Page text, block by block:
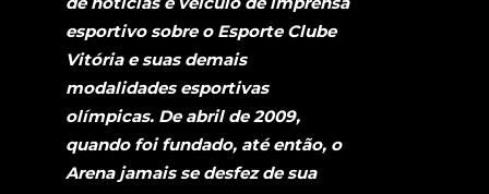
esportivo sobre o Esporte Clube
Vitória e suas demais
modalidades esportivas
olímpicas. De abril de 2009,
quando foi fundado, até então, o
Arena jamais se desfez de sua